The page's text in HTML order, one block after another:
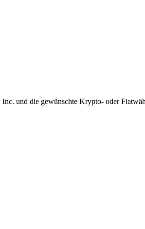
und die gewünschte Krypto- oder